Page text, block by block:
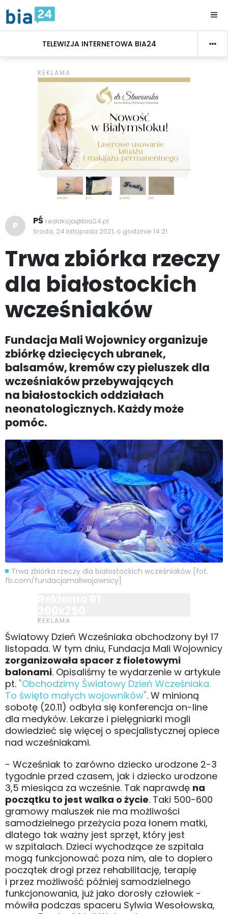
TELEWIZJA INTERNETOWA BIA24
P PŚ redakcja@bia24.pl
środa, 24 listopada 2021, o godzinie 14:21
Trwa zbiórka rzeczy
dla białostockich
wcześniaków
Fundacja Mali Wojownicy organizuje
zbiórkę dziecięcych ubranek,
balsamów, kremów czy pieluszek dla
wcześniaków przebywających
na białostockich oddziałach
neonatologicznych. Każdy może
pomóc.
Trwa zbiórka rzeczy dla białostockich wcześniaków [fot.
fb.com/fundacjamaliwojownicy]
Światowy Dzień Wcześniaka obchodzony był 17
listopada. W tym dniu, Fundacja Mali Wojownicy
zorganizowała spacer z fioletowymi
balonami. Opisaliśmy te wydarzenie w artykule
pt. "Obchodzimy Światowy Dzień Wcześniaka.
To święto małych wojowników". W minioną
sobotę (20.11) odbyła się konferencja on-line
dla medyków. Lekarze i pielęgniarki mogli
dowiedzieć się więcej o specjalistycznej opiece
nad wcześniakami.
- Wcześniak to zarówno dziecko urodzone 2-3
tygodnie przed czasem, jak i dziecko urodzone
3,5 miesiąca za wcześnie. Tak naprawdę na
początku to jest walka o życie. Taki 500-600
gramowy maluszek nie ma możliwości
samodzielnego przeżycia poza łonem matki,
dlatego tak ważny jest sprzęt, który jest
w szpitalach. Dzieci wychodzące ze szpitala
mogą funkcjonować poza nim, ale to dopiero
początek drogi przez rehabilitację, terapię
i przez możliwość później samodzielnego
funkcjonowania, już jako dorosły człowiek -
mówiła podczas spaceru Sylwia Wesołowska,